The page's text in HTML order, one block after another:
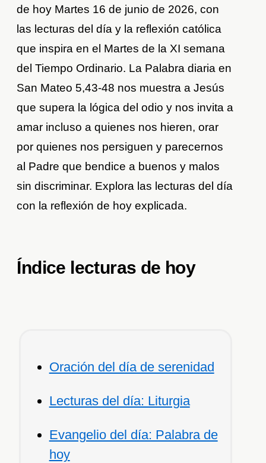
de hoy Martes 16 de junio de 2026, con
las lecturas del día y la reflexión católica
que inspira en el Martes de la XI semana
del Tiempo Ordinario. La Palabra diaria en
San Mateo 5,43-48 nos muestra a Jesús
que supera la lógica del odio y nos invita a
amar incluso a quienes nos hieren, orar
por quienes nos persiguen y parecernos
al Padre que bendice a buenos y malos
sin discriminar. Explora las lecturas del día
con la reflexión de hoy explicada.
Índice lecturas de hoy
Oración del día de serenidad
Lecturas del día: Liturgia
Evangelio del día: Palabra de
hoy